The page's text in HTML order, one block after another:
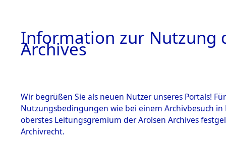
Information zur Nutzung
Archives
Wir begrüßen Sie als neuen Nutzer unseres Portals!
Nutzungsbedingungen wie bei einem Archivbesuch
oberstes Leitungsgremium der Arolsen Archives
Archivrecht.